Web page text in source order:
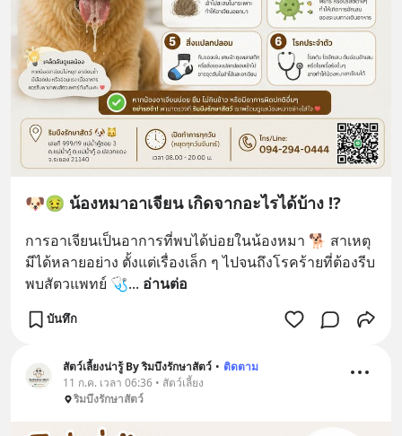
🐶🤢 น้องหมาอาเจียน เกิดจากอะไรได้บ้าง ⁉️
การอาเจียนเป็นอาการที่พบได้บ่อยในน้องหมา 🐕 สาเหตุ
มีได้หลายอย่าง ตั้งแต่เรื่องเล็ก ๆ ไปจนถึงโรคร้ายที่ต้องรีบ
พบสัตวแพทย์ 🩺... อ่านต่อ
บันทึก
สัตว์เลี้ยงน่ารู้ By ริมบึงรักษาสัตว์ • ติดตาม
11 ก.ค. เวลา 06:36 • สัตว์เลี้ยง
ริมบึงรักษาสัตว์